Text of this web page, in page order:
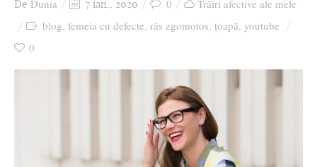
De Dunia 7 ian., 2020 0
Trăiri afective ale mele
blog femeia cu defecte râs zgomotos țoapă youtube
0